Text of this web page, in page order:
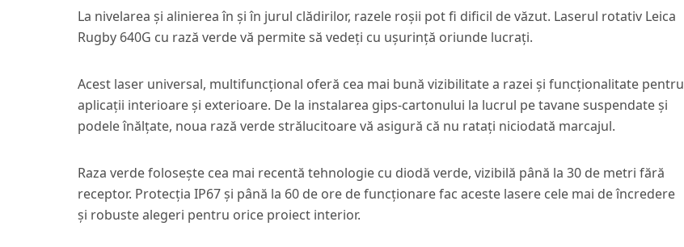
La nivelarea și alinierea în și în jurul clădirilor, razele roșii pot fi dificil de văzut. Laserul rotativ Leica
Rugby 640G cu rază verde vă permite să vedeți cu ușurință oriunde lucrați.
Acest laser universal, multifuncțional oferă cea mai bună vizibilitate a razei și funcționalitate pentru
aplicații interioare și exterioare. De la instalarea gips-cartonului la lucrul pe tavane suspendate și
podele înălțate, noua rază verde strălucitoare vă asigură că nu ratați niciodată marcajul.
Raza verde folosește cea mai recentă tehnologie cu diodă verde, vizibilă până la 30 de metri fără
receptor. Protecția IP67 și până la 60 de ore de funcționare fac aceste lasere cele mai de încredere
și robuste alegeri pentru orice proiect interior.